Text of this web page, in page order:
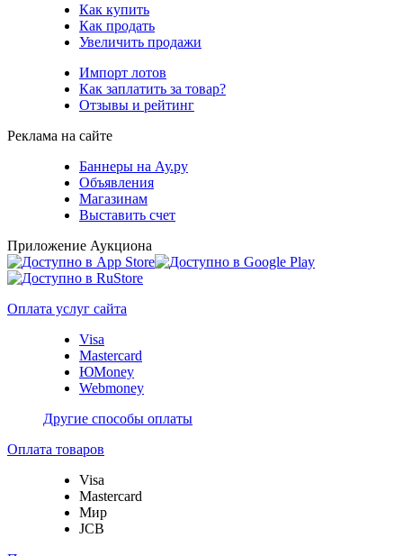
Как купить
Как продать
Увеличить продажи
Импорт лотов
Как заплатить за товар?
Отзывы и рейтинг
Реклама на сайте
Баннеры на Ау.ру
Объявления
Магазинам
Выставить счет
Приложение Аукциона
Оплата услуг сайта
Visa
Mastercard
ЮMoney
Webmoney
Другие способы оплаты
Оплата товаров
Visa
Mastercard
Мир
JCB